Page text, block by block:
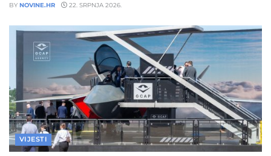
BY NOVINE.HR 22. SRPNJA 2026.
VIJESTI